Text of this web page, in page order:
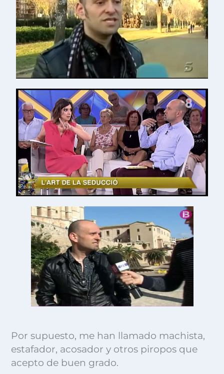
Por supuesto, me han llamado machista,
estafador, acosador y otros piropos que
acepto de buen grado.